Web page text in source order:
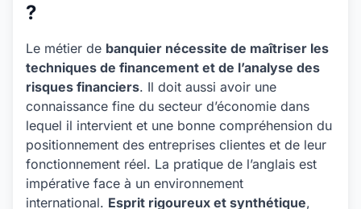
?
Le métier de banquier nécessite de maîtriser les
techniques de financement et de l’analyse des
risques financiers. Il doit aussi avoir une
connaissance fine du secteur d’économie dans
lequel il intervient et une bonne compréhension du
positionnement des entreprises clientes et de leur
fonctionnement réel. La pratique de l’anglais est
impérative face à un environnement
international. Esprit rigoureux et synthétique,